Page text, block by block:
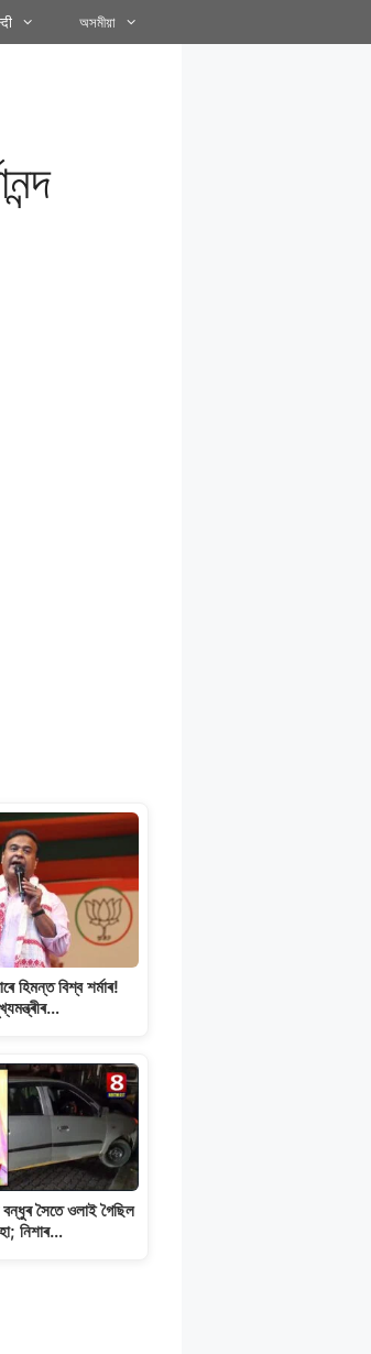
অসমীয়া
হিমন্ত বিশ্ব শৰ্মাৰ!
সৈতে ওলাই গৈছিল
নিশাৰ…